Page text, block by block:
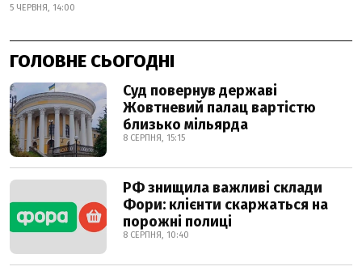
5 ЧЕРВНЯ, 14:00
ГОЛОВНЕ СЬОГОДНІ
Суд повернув державі
Жовтневий палац вартістю
близько мільярда
8 СЕРПНЯ, 15:15
РФ знищила важливі склади
Фори: клієнти скаржаться на
порожні полиці
8 СЕРПНЯ, 10:40